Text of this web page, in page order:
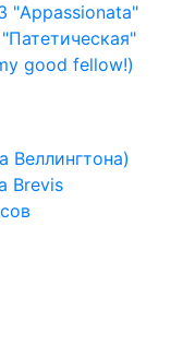
"Appassionata"
good fellow!)
Веллингтона)
Brevis